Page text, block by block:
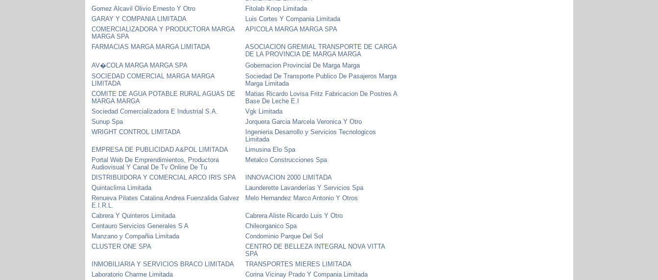
Gomez Alcavil Olivio Ernesto Y Otro
Fitolab Knop Limitada
GARAY Y COMPANIA LIMITADA
Luis Cortes Y Compania Limitada
COMERCIALIZADORA Y PRODUCTORA MARGA
MARGA SPA
APICOLA MARGA MARGA SPA
FARMACIAS MARGA MARGA LIMITADA
ASOCIACION GREMIAL TRANSPORTE DE CARGA
DE LA PROVINCIA DE MARGA MARGA
AV�COLA MARGA MARGA SPA
Gobernacion Provincial De Marga Marga
SOCIEDAD COMERCIAL MARGA MARGA
LIMITADA
Sociedad De Transporte Publico De Pasajeros Marga
Marga Limitada
COMITE DE AGUA POTABLE RURAL AGUAS DE
MARGA MARGA
Matias Ricardo Lovisa Fritz Fabricacion De Postres A
Base De Leche E.I
Sociedad Comercializadora E Industrial S.A.
Vgk Limitada
Sunup Spa
Jorquera Garcia Marcela Veronica Y Otro
WRIGHT CONTROL LIMITADA
Ingenieria Desarrollo y Servicios Tecnologicos
Limitada
EMPRESA DE PUBLICIDAD A&POL LIMITADA
Limusina Elo Spa
Portal Web De Emprendimientos, Productora
Audiovisual Y Canal De Tv Online De Tu
Metalco Construcciones Spa
DISTRIBUIDORA Y COMERCIAL ARCO IRIS SPA
INNOVACION 2000 LIMITADA
Quintaclima Limitada
Launderette Lavanderías Y Servicios Spa
Renueva Pilates Catalina Andrea Fuenzalida Galvez
E.I.R.L.
Melo Hernandez Marco Antonio Y Otros
Cabrera Y Quinteros Limitada
Cabrera Aliste Ricardo Luis Y Otro
Centauro Servicios Generales S A
Chileorganico Spa
Manzano y Compañia Limitada
Condominio Parque Del Sol
CLUSTER ONE SPA
CENTRO DE BELLEZA INTEGRAL NOVA VITTA
SPA
INMOBILIARIA Y SERVICIOS BRACO LIMITADA
TRANSPORTES MIERES LIMITADA
Laboratorio Charme Limitada
Corina Vicinay Prado Y Compania Limitada